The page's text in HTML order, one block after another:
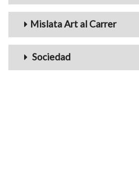
Mislata Art al Carrer
Sociedad